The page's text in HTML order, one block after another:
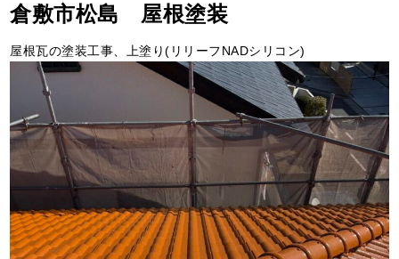
倉敷市松島 屋根塗装
屋根瓦の塗装工事、上塗り(リリーフNADシリコン)